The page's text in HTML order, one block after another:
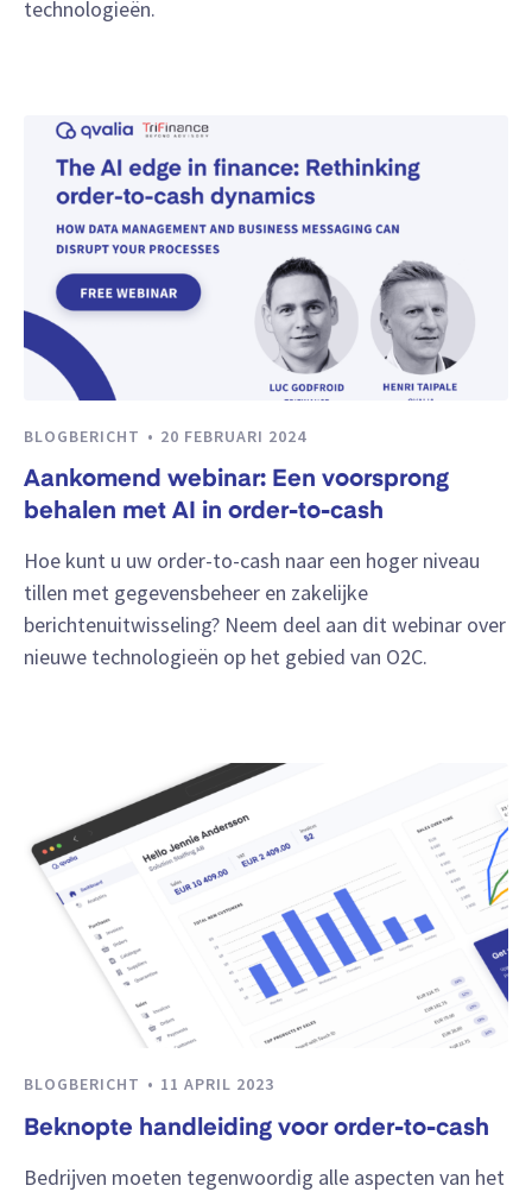
technologieën.
BLOGBERICHT 20 FEBRUARI 2024
Aankomend webinar: Een voorsprong
behalen met AI in order-to-cash
Hoe kunt u uw order-to-cash naar een hoger niveau
tillen met gegevensbeheer en zakelijke
berichtenuitwisseling? Neem deel aan dit webinar over
nieuwe technologieën op het gebied van O2C.
BLOGBERICHT 11 APRIL 2023
Beknopte handleiding voor order-to-cash
Bedrijven moeten tegenwoordig alle aspecten van het